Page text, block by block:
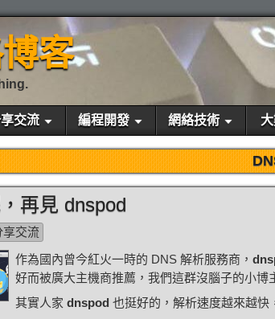
客
交流 編程開發 網絡技術
再見 dnspod
享交流
作為國內曾今紅火一時的 DNS 解析服務商，
好而被廣大主機商推薦，我們這群沒腦子的小博
其實人家 dnspod 也挺好的，解析速度越來越